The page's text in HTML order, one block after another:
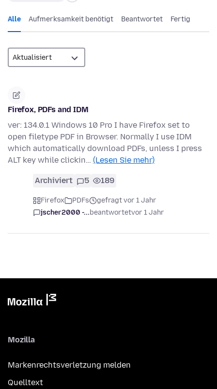
Alle Aufmerksamkeit benötigt Beantwortet Fertig
Firefox, PDFs and IDM
ver: 134.0.1 Windows 10 Pro I have Firefox set to
open filetype PDF in Browser. Normally I use IDM
which automatically download PDFs, unless I press
ALT key while clickin… (Lesen Sie mehr)
Archiviert 5 189
Firefox PDFs
gefragt vor 1 Jahr
jscher2000 -...beantwortetvor 1 Jahr
Mozilla
Markenrechtsverletzung melden
Quelltext